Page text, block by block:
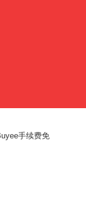
手续费免